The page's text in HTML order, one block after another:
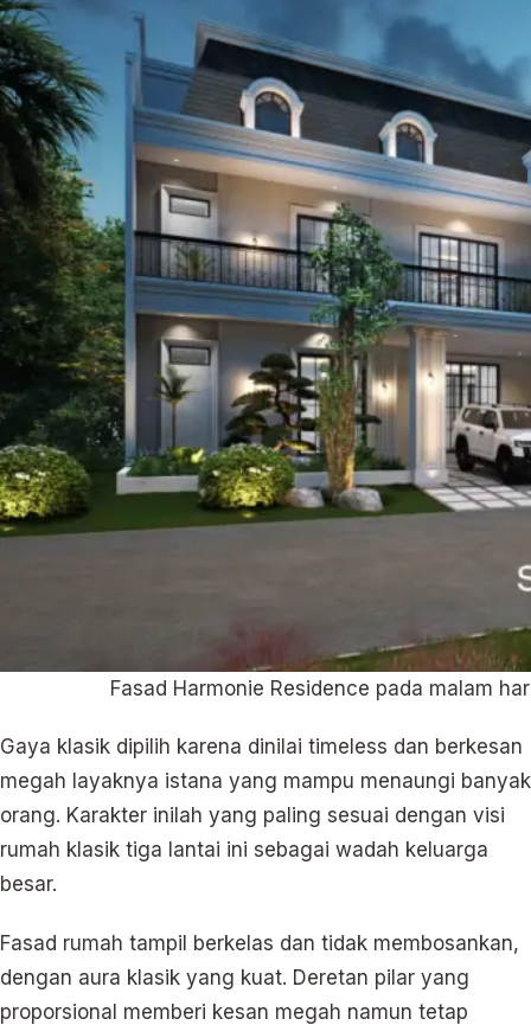
Fasad Harmonie Residence pada malam
Gaya klasik dipilih karena dinilai timeless dan berkesan
megah layaknya istana yang mampu menaungi banyak
orang. Karakter inilah yang paling sesuai dengan visi
rumah klasik tiga lantai ini sebagai wadah keluarga
besar.
Fasad rumah tampil berkelas dan tidak membosankan,
dengan aura klasik yang kuat. Deretan pilar yang
proporsional memberi kesan megah namun tetap